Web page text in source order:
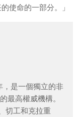
使命的一部分。」
，是一個獨立的非
最高權威機構。
切工和克拉重